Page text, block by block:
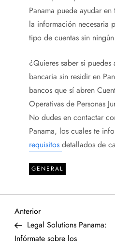
Panama puede ayudar
la información necesaria
tipo de cuentas sin
¿Quieres saber si puedes
bancaria sin residir en
bancos que sí abren
Operativas de Personas
No dudes en contactar
Panama, los cuales te
requisitos detallados de
GENERAL
N
Entrada
anterior
Anterior
Legal Solutions Panama:
Infórmate sobre los